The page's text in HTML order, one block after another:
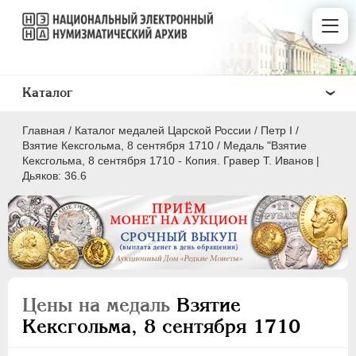
Главная / Каталог медалей Царской России / Пeтр I /
Взятие Кексгольма, 8 сентября 1710 / Медаль "Взятие
Кексгольма, 8 сентября 1710 - Копия. Гравер Т. Иванов |
Дьяков: 36.6
Цены на медаль Взятие
Кексгольма, 8 сентября 1710
Каталог
ВСЕ
ПEТР I 1699-1725
A F H
L